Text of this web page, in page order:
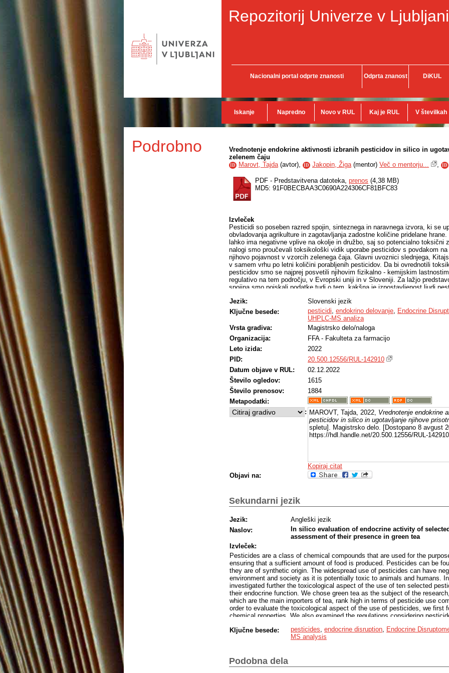
Repozitorij Univerze v Ljubljani
Nacionalni portal odprte znanosti Odprta znanost DiKUL
Iskanje Napredno Novo v RUL Kaj je RUL V številkah
Podrobno
Vrednotenje endokrine aktivnosti izbranih pesticidov in silico in
zelenem čaju
ID Marovt, Tajda(avtor), ID Jakopin, Žiga(mentor) Več o mentorju... , ID
PDF - Predstavitvena datoteka, prenos (4,38 MB)
MD5: 91F0BECBAA3C0690A224306CF81BFC83
Izvleček
Pesticidi so poseben razred spojin, sinteznega in naravnega izvora, ki se
obvladovanja agrikulture in zagotavljanja zadostne količine pridelane
lahko ima negativne vplive na okolje in družbo, saj so potencialno toksični
nalogi smo proučevali toksikološki vidik uporabe pesticidov s povdakom
njihovo pojavnost v vzorcih zelenega čaja. Glavni uvoznici slednjega,
v samem vrhu po letni količini porabljenih pesticidov. Da bi ovrednotili
pesticidov smo se najprej posvetili njihovim fizikalno - kemijskim
regulativo na tem področju, v Evropski uniji in v Sloveniji. Za lažjo
spojina smo poiskali podatke tudi o tem, kakšna je izpostavljenost ljudi
lahko med drugim kaže tudi kot nepravilnosti v reproduktivnem sistemu in
nadaljevanju smo se zato odločili raziskati ali izbrani pesticidi lahko
motilci na endokrini sistem.
Raziskava literaturnih virov je pokazala, da številne proučevane spojine
ali pa jih iz tega vidika ni moč označiti za varno kemikalijo, saj za to ne
podatkov. Poleg tega pa določevanje endokrinega delovanja otežuje tudi
mehanizmov delovanja. Endokrino aktivnost smo napovedali tudi sami s
programa Endocrine disruptome. Naši rezultati napovedi so pokazali, da
pesticidov cipermetrin največ možnosti za vezavo na različne jedrne
ugotovitvami drugih raziskovalcev. Tudi karbendiazim, dikofol, endosulfan
pokazali večjo verjetnost vezave. Glede na rezultate napovedi in silico smo
tiakloprid, metomil in flonikamid razvrstili med takšne, ki niso skrb
V nadaljevanju smo se posvetili preverjanju prisotnosti pesticidov v vzorcu
kromatografskih metod. Osredotočili smo se na identifikacijo izbranih
in potencialno v vzorcu zelenega čaja, ne pa tudi na vsebnost teh
začeli na HPLC-UV napravi, kjer smo jo uspeli optimizirati do te mere, da
standardov pesticidov z ozkimi in visokimi vrhovi v kromatogramu.
smo prenesli na UHPLC-MS sistem, kjer pa vseh standardov nismo našli,
razgradljivosti pesticidov in fragmentacije analita kot posledica disociacije,
izmed pesticidov, to je tiakloprid. Proučevani vzorec zelenega čaja ni
koncentracijah, ki bi jih bilo moč zaznati, ne moremo pa trditi, da ni
devetih preiskovanih pesticidov, saj jih nismo zaznali niti v kontrolnih
Jezik:
Slovenski jezik
Ključne besede:
pesticidi, endokrino delovanje, Endocrine
UHPLC-MS analiza
Vrsta gradiva:
Magistrsko delo/naloga
Organizacija:
FFA - Fakulteta za farmacijo
Leto izida:
2022
PID:
20.500.12556/RUL-142910
Datum objave v RUL:
02.12.2022
Število ogledov:
1615
Število prenosov:
1884
Metapodatki:
: MAROVT, Tajda, 2022, Vrednotenje endokrine
pesticidov in silico in ugotavljanje njihove
spletu]. Magistrsko delo. [Dostopano 8 avgust
https://hdl.handle.net/20.500.12556/RUL-142910
Kopiraj citat
Objavi na:
Sekundarni jezik
Jezik:
Angleški jezik
Naslov:
In silico evaluation of endocrine activity of
assessment of their presence in green tea
Izvleček:
Pesticides are a class of chemical compounds that are used for the
ensuring that a sufficient amount of food is produced. Pesticides can be
they are of synthetic origin. The widespread use of pesticides can have
environment and society as it is potentially toxic to animals and humans.
investigated further the toxicological aspect of the use of ten selected
their endocrine function. We chose green tea as the subject of the
which are the main importers of tea, rank high in terms of pesticide use
order to evaluate the toxicological aspect of the use of pesticides, we first
chemical properties. We also examined the regulations considering
people's exposure to pesticides, as well as the possible health
exposure. The toxicity of these compounds can be manifested, among
system.
Research of literature sources has shown that quite a few of the studied
Ključne besede: pesticides endocrine disruption Endocrine
MS analysis
Podobna dela